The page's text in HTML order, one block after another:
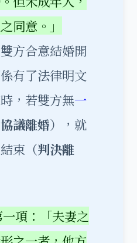
同意。」
方合意結婚開
有了法律明文
，若雙方無一
協議離婚），就
束（判決離
項：「夫妻之